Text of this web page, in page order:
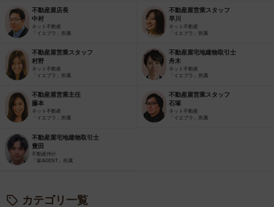
不動産屋店長
中村
ネット不動産
「イエプラ」所属
不動産屋営業スタッフ
早川
ネット不動産
「イエプラ」所属
不動産屋営業スタッフ
村野
ネット不動産
「イエプラ」所属
不動産屋宅地建物取引士
舟木
ネット不動産
「イエプラ」所属
不動産屋営業主任
藤本
ネット不動産
「イエプラ」所属
不動産屋営業スタッフ
石塚
ネット不動産
「イエプラ」所属
不動産屋宅地建物取引士
豊田
不動産仲介
「家AGENT」所属
カテゴリ一覧